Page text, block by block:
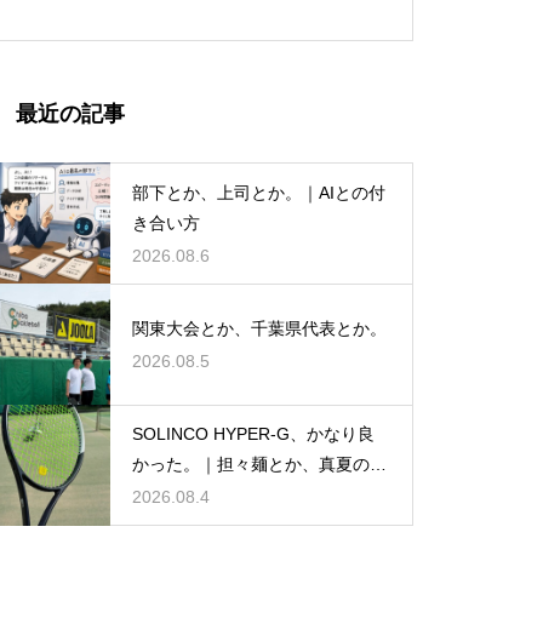
最近の記事
部下とか、上司とか。｜AIとの付
き合い方
2026.08.6
関東大会とか、千葉県代表とか。
2026.08.5
SOLINCO HYPER-G、かなり良
かった。｜担々麺とか、真夏のテ
ニスとか。
2026.08.4